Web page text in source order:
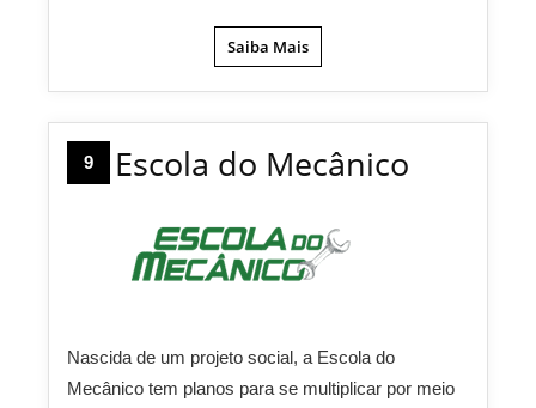
Saiba Mais
9 Escola do Mecânico
Nascida de um projeto social, a Escola do
Mecânico tem planos para se multiplicar por meio